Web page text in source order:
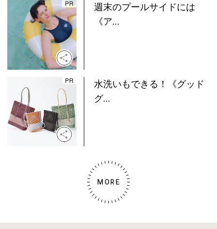
週末のプールサイドには
《ア...
水洗いもできる！《グッド
グ...
MORE